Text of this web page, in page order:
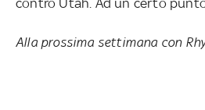
Alla prossima settimana con